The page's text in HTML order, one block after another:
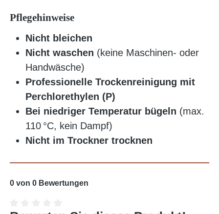
Pflegehinweise
Nicht bleichen
Nicht waschen (keine Maschinen- oder
Handwäsche)
Professionelle Trockenreinigung mit
Perchlorethylen (P)
Bei niedriger Temperatur bügeln (max.
110 °C, kein Dampf)
Nicht im Trockner trocknen
0 von 0 Bewertungen